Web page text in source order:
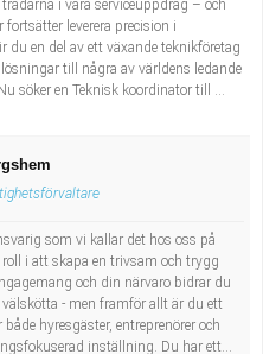
i våra serviceuppdrag – och
leverera precision i
en del av ett växande teknikföretag
till några av världens ledande
söker en Teknisk koordinator till ...
som vi kallar det hos oss på
i att skapa en trivsam och trygg
och din närvaro bidrar du
- men framför allt är du ett
hyresgäster, entreprenörer och
inställning. Du har ett...